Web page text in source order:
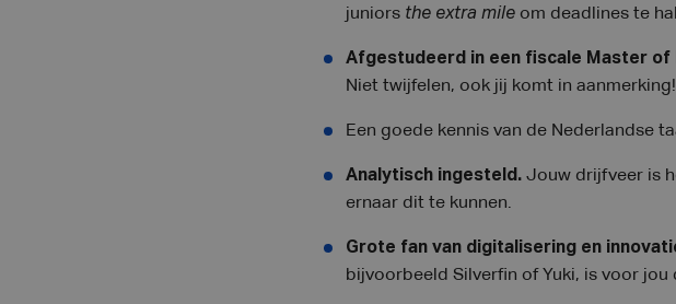
juniors the extra mile om deadlines te
Afgestudeerd in een fiscale Master of
Niet twijfelen, ook jij komt in aanmerking!
Een goede kennis van de Nederlandse
Analytisch ingesteld. Jouw drijfveer is
ernaar dit te kunnen.
Grote fan van digitalisering en
bijvoorbeeld Silverfin of Yuki, is voor jou